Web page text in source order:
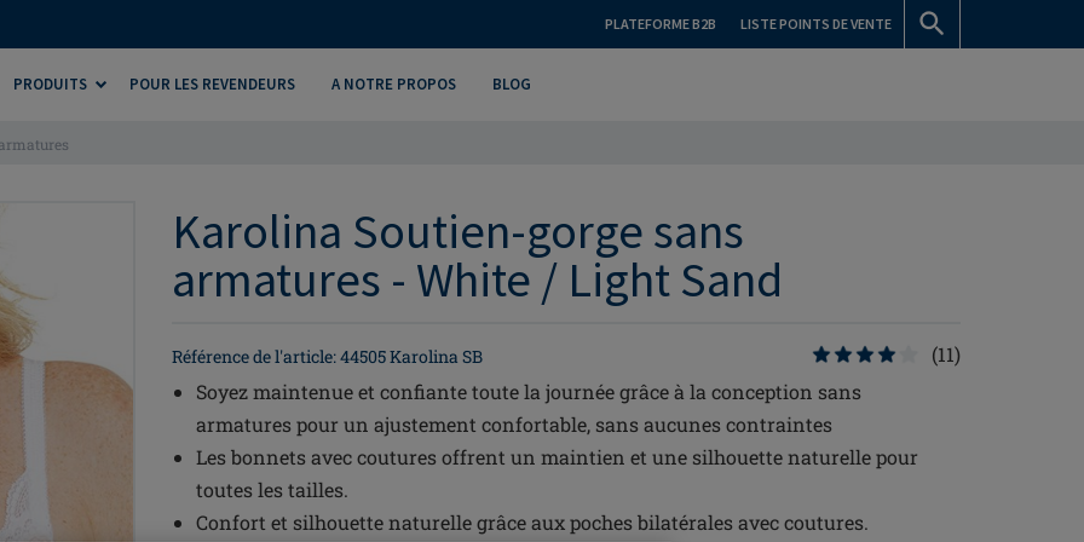
PLATEFORME B2B LISTE POINTS DE VENTE
PRODUITS POUR LES REVENDEURS A NOTRE PROPOS BLOG
Karolina Soutien-gorge sans
armatures - White / Light Sand
Référence de l'article: 44505 Karolina SB
(11)
Soyez maintenue et confiante toute la journée grâce à la conception sans
armatures pour un ajustement confortable, sans aucunes contraintes
Les bonnets avec coutures offrent un maintien et une silhouette naturelle pour
toutes les tailles.
Confort et silhouette naturelle grâce aux poches bilatérales avec coutures.